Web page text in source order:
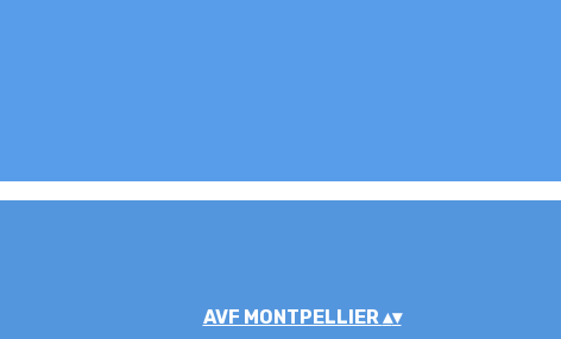
AVF MONTPELLIER▴▾